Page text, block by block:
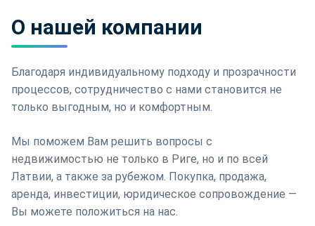
О нашей компании
Благодаря индивидуальному подходу и прозрачности
процессов, сотрудничество с нами становится не
только выгодным, но и комфортным.
Мы поможем Вам решить вопросы с
недвижимостью не только в Риге, но и по всей
Латвии, а также за рубежом. Покупка, продажа,
аренда, инвестиции, юридическое сопровождение —
Вы можете положиться на нас.